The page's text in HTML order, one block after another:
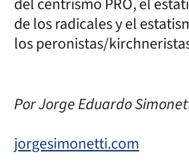
de los radicales y el
los peronistas/
Por Jorge Eduardo
jorgesimonetti.com